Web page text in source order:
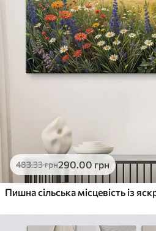
483.33грн290.00 грн